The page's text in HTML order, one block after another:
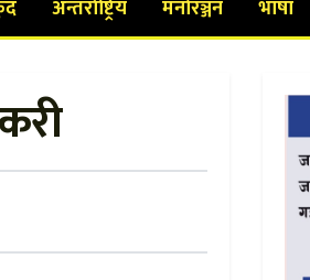
अन्तर्राष्ट्रिय मनोरञ्जन भाषा